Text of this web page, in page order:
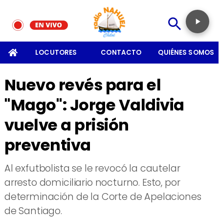
LOCUTORES CONTACTO QUIÉNES SOMOS
Nuevo revés para el
''Mago'': Jorge Valdivia
vuelve a prisión
preventiva
Al exfutbolista se le revocó la cautelar
arresto domiciliario nocturno. Esto, por
determinación de la Corte de Apelaciones
de Santiago.